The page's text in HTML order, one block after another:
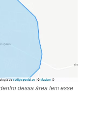
dessa área tem esse